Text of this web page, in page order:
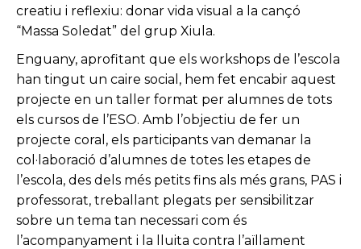
creatiu i reflexiu: donar vida visual a la cançó
“Massa Soledat” del grup Xiula.
Enguany, aprofitant que els workshops de l’escola
han tingut un caire social, hem fet encabir aquest
projecte en un taller format per alumnes de tots
els cursos de l’ESO. Amb l’objectiu de fer un
projecte coral, els participants van demanar la
col·laboració d’alumnes de totes les etapes de
l’escola, des dels més petits fins als més grans, PAS i
professorat, treballant plegats per sensibilitzar
sobre un tema tan necessari com és
l’acompanyament i la lluita contra l’aïllament